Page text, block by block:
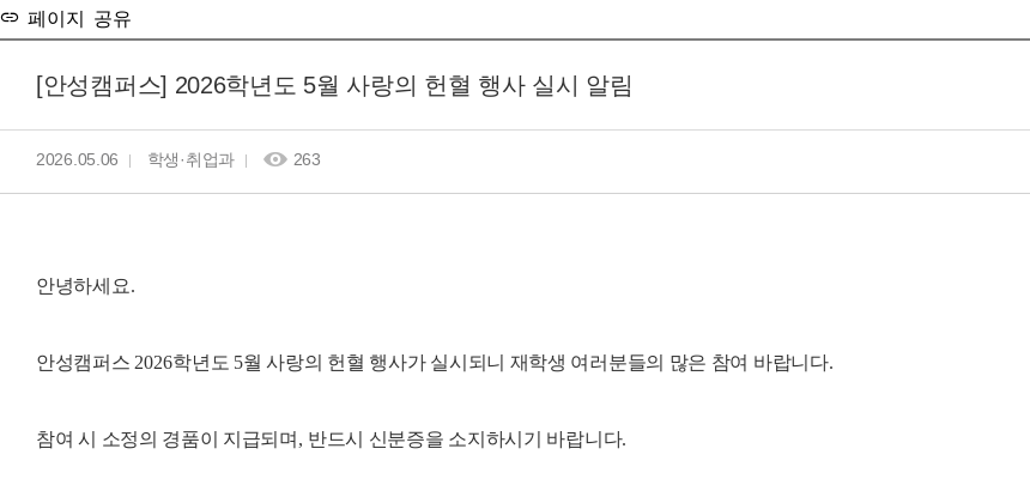
페이지 공유
[안성캠퍼스] 2026학년도 5월 사랑의 헌혈 행사 실시 알림
2026.05.06 학생·취업과 263
안녕하세요.
안성캠퍼스 2026학년도 5월 사랑의 헌혈 행사가 실시되니 재학생 여러분들의 많은 참여 바랍니다.
참여 시 소정의 경품이 지급되며 , 반드시 신분증을 소지하시기 바랍니다.